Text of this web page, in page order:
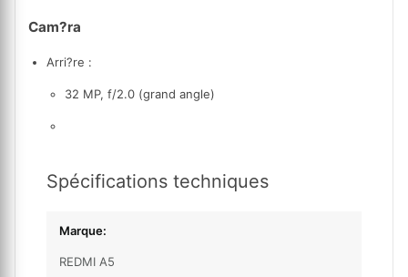
Cam?ra
Arri?re :
32 MP, f/2.0 (grand angle)
Spécifications techniques
Marque:
REDMI A5